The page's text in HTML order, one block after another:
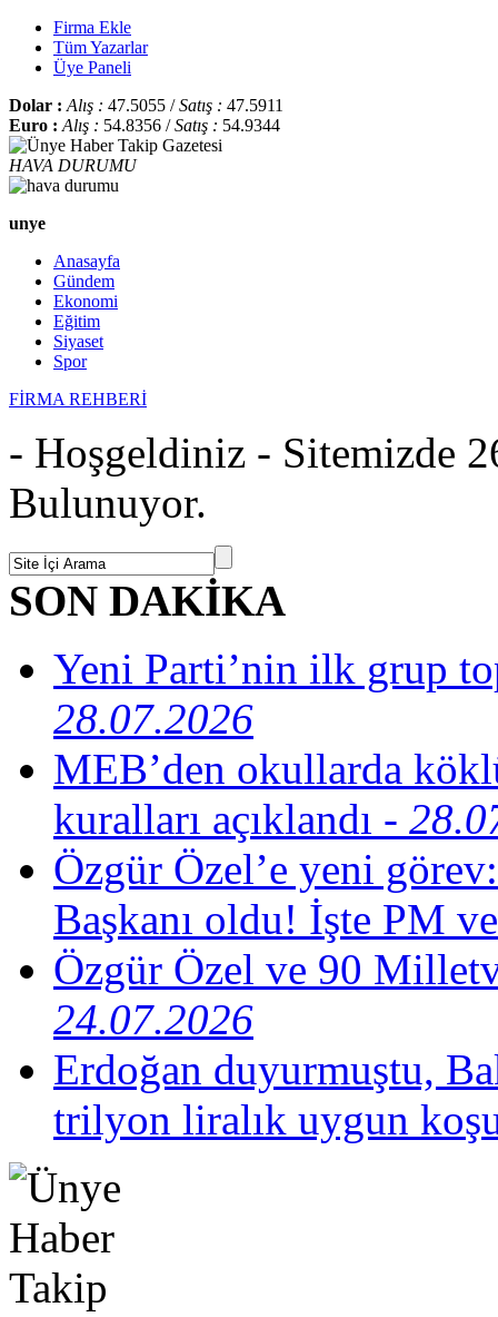
Firma Ekle
Tüm Yazarlar
Üye Paneli
Dolar : Alış : 47.5055 /Satış : 47.5911
Euro : Alış : 54.8356 /Satış : 54.9344
HAVA DURUMU
unye
Anasayfa
Gündem
Ekonomi
Eğitim
Siyaset
Spor
FİRMA REHBERİ
- Hoşgeldiniz - Sitemizde
Bulunuyor.
SON DAKİKA
Yeni Parti’nin ilk grup
28.07.2026
MEB’den okullarda
kuralları açıklandı -
Özgür Özel’e yeni
Başkanı oldu! İşte PM
Özgür Özel ve 90
24.07.2026
Erdoğan duyurmuştu,
trilyon liralık uygun